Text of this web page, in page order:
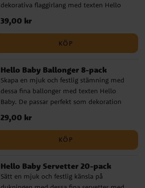
✔️ Storlek: 46 cm ✔️ Kan fyllas med
helium eller luft ✔️ Självslutande ventil
dekorativa flaggirlang med texten Hello
Baby. Den mjuka designen gör den till en
fin detalj över festbordet, mot väggen eller
Flaggirlangen är enkel att hänga upp och
genomtänkt känsla i rummet. ✔️ Längd: 10
meter ✔️ Flaggor i storlek 20 x 30 cm ✔️
Tillverkad av plast
Pris:39,00 kr
39,00 kr
KÖP
Hello Baby Ballonger 8-pack
Skapa en mjuk och festlig stämning med
dessa fina ballonger med texten Hello
Baby. De passar perfekt som dekoration
till baby shower, dop eller välkomstfest
och blir en fin detalj i rummet när du vill
fira den lilla på väg eller nyanländ.
Ballongerna passar lika bra i
annan festdekoration och hjälper dig
snabbt att skapa en söt och genomtänkt
Pris:29,00 kr
29,00 kr
KÖP
Hello Baby Servetter 20-pack
Sätt en mjuk och festlig känsla på